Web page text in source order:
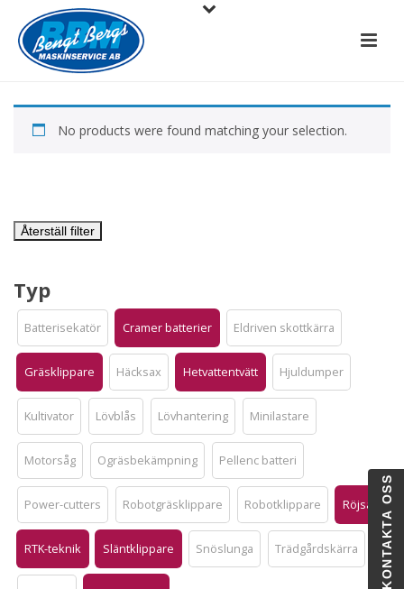
No products were found matching your selection.
Återställ filter
Typ
Batterisekatör Cramer batterier Eldriven skottkärra
Gräsklippare Häcksax Hetvattentvätt Hjuldumper
Kultivator Lövblås Lövhantering Minilastare
Motorsåg Ogräsbekämpning Pellenc batteri
Power-cutters Robotgräsklippare Robotklippare Röjsåg
RTK-teknik Släntklippare Snöslunga Trädgårdskärra KONTAKTA OSS